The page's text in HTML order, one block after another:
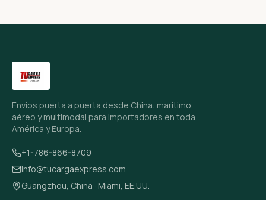
Envíos puerta a puerta desde China: marítimo,
aéreo y multimodal para importadores en toda
América y Europa.
+1-786-866-8709
info@tucargaexpress.com
Guangzhou, China · Miami, EE.UU.